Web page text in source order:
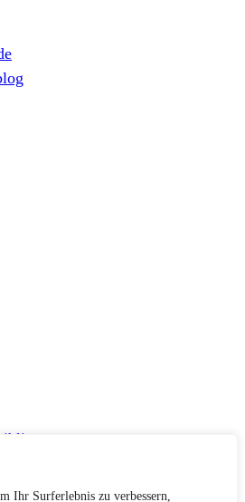
Ihr Surferlebnis zu verbessern,